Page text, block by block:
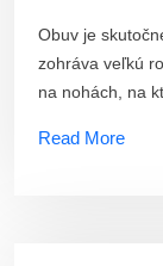
Obuv je
zohráva veľkú
na nohách, na
Read More